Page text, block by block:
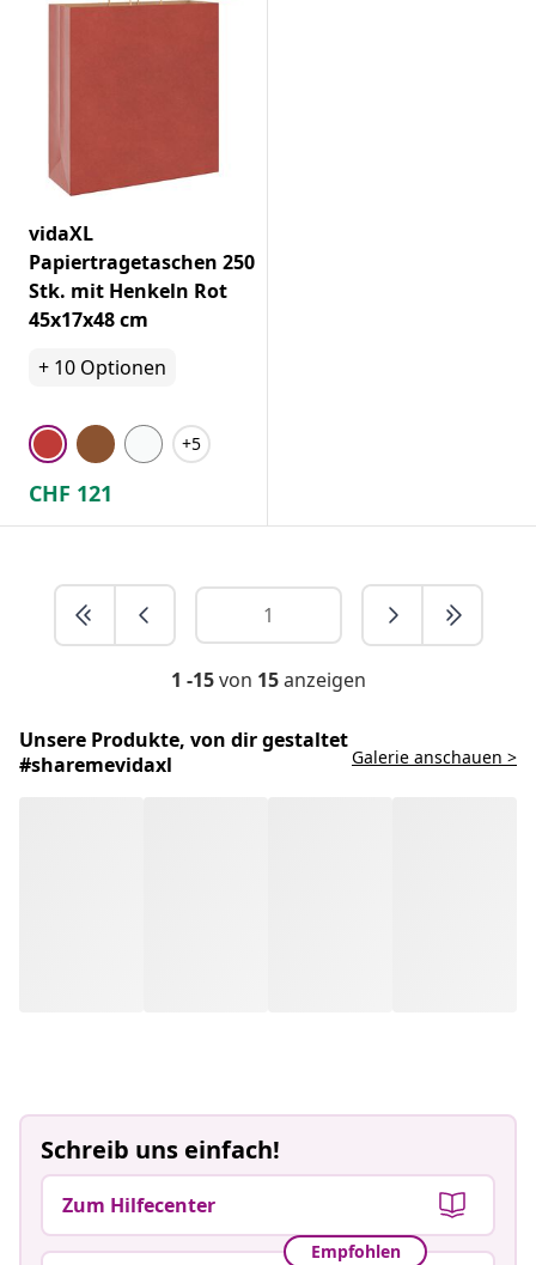
vidaXL
Papiertragetaschen 250
Stk. mit Henkeln Rot
45x17x48 cm
+ 10 Optionen
+5
CHF 121
1 -15von 15anzeigen
Unsere Produkte, von dir gestaltet
#sharemevidaxl
Galerie anschauen >
Schreib uns einfach!
Zum Hilfecenter
Empfohlen